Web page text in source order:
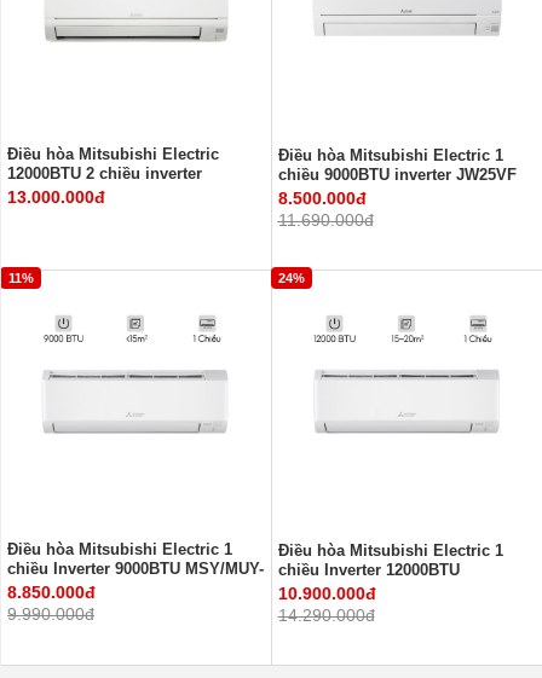
Điều hòa Mitsubishi Electric
12000BTU 2 chiều inverter
HT35VF
13.000.000đ
Điều hòa Mitsubishi Electric 1
chiều 9000BTU inverter JW25VF
8.500.000đ
11.690.000đ
11%
Điều hòa Mitsubishi Electric 1
chiều Inverter 9000BTU MSY/MUY-
JA25VF
8.850.000đ
9.990.000đ
24%
Điều hòa Mitsubishi Electric 1
chiều Inverter 12000BTU
MSY/MUY-JA35VF
10.900.000đ
14.290.000đ